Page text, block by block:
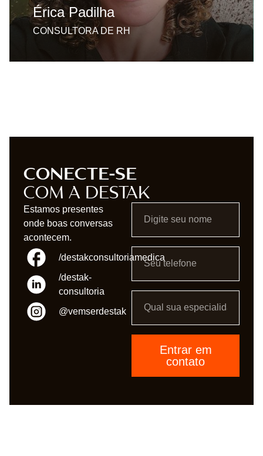
Érica Padilha
CONSULTORA DE RH
CONECTE-SE
COM A DESTAK
Estamos presentes
onde boas conversas
acontecem.
/destakconsultoriamedica
/destak-
consultoria
@vemserdestak
Entrar em
contato